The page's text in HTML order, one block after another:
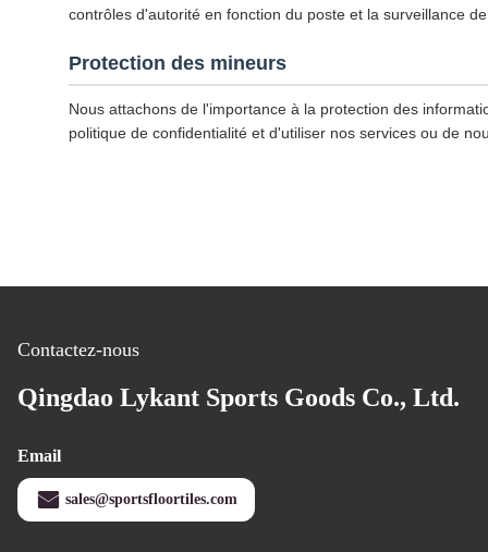
contrôles d'autorité en fonction du poste et la surveillance
Protection des mineurs
Nous attachons de l'importance à la protection des
politique de confidentialité et d'utiliser nos services ou de
Contactez-nous
Qingdao Lykant Sports Goods Co., Ltd.
Email
sales@sportsfloortiles.com